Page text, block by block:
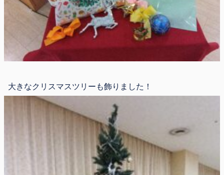
大きなクリスマスツリーも飾りました！